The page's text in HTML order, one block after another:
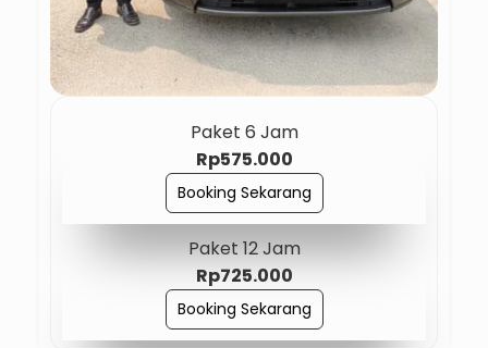
Paket 6 Jam
Rp575.000
Booking Sekarang
Paket 12 Jam
Rp725.000
Booking Sekarang